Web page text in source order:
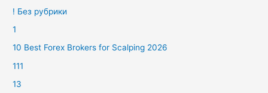
! Без рубрики
1
10 Best Forex Brokers for Scalping 2026
111
13